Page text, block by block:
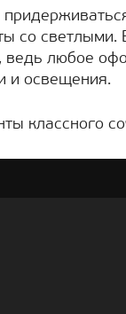
со светлыми.
ведь любое
и освещения.
классного